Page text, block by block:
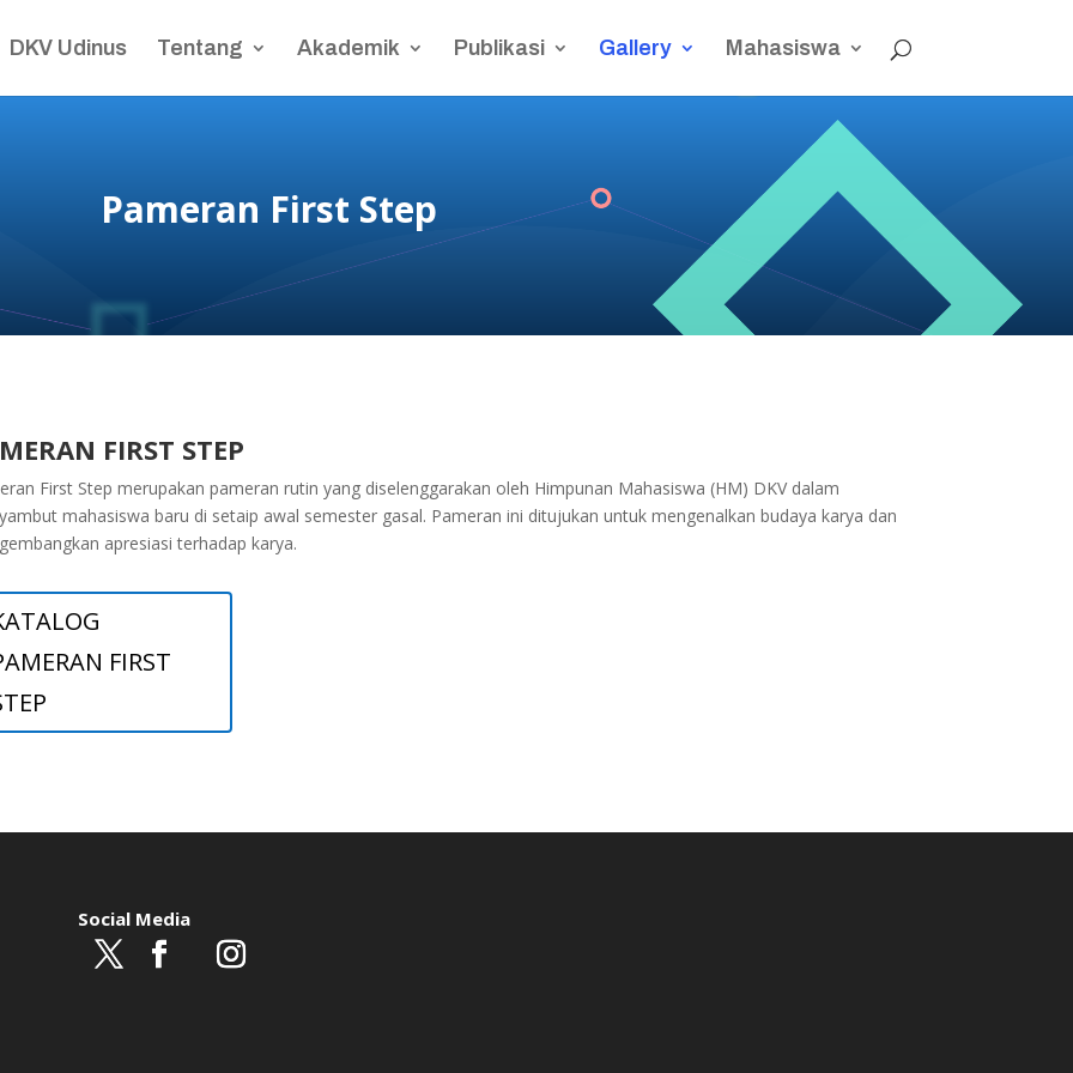
DKV Udinus Tentang Akademik Publikasi Gallery Mahasiswa
Pameran First Step
FIRST STEP
First Step merupakan pameran rutin yang diselenggarakan oleh Himpunan Mahasiswa (HM) DKV dalam
mahasiswa baru di setaip awal semester gasal. Pameran ini ditujukan untuk mengenalkan budaya karya dan
apresiasi terhadap karya.
FIRST
Social Media